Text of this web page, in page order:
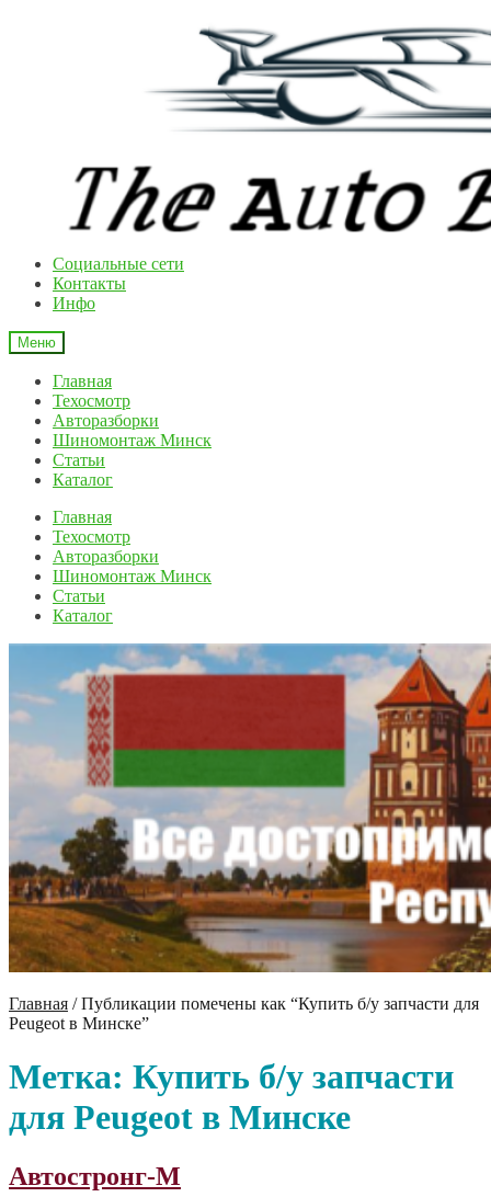
Cоциальные сети
Контакты
Инфо
Меню
Главная
Техосмотр
Авторазборки
Шиномонтаж Минск
Статьи
Каталог
Главная
Техосмотр
Авторазборки
Шиномонтаж Минск
Статьи
Каталог
Главная /Публикации помечены как “Купить б/у запчасти для
Peugeot в Минске”
Метка: Купить б/у запчасти
для Peugeot в Минске
Автостронг-М